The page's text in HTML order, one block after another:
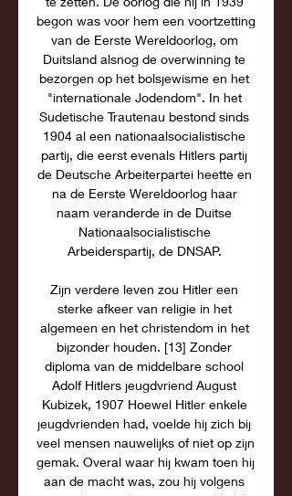
begon was voor hem een voortzetting
van de Eerste Wereldoorlog, om
Duitsland alsnog de overwinning te
bezorgen op het bolsjewisme en het
"internationale Jodendom". In het
Sudetische Trautenau bestond sinds
1904 al een nationaalsocialistische
partij, die eerst evenals Hitlers partij
de Deutsche Arbeiterpartei heette en
na de Eerste Wereldoorlog haar
naam veranderde in de Duitse
Nationaalsocialistische
Arbeiderspartij, de DNSAP.
Zijn verdere leven zou Hitler een
sterke afkeer van religie in het
algemeen en het christendom in het
bijzonder houden. [13] Zonder
diploma van de middelbare school
Adolf Hitlers jeugdvriend August
Kubizek, 1907 Hoewel Hitler enkele
jeugdvrienden had, voelde hij zich bij
veel mensen nauwelijks of niet op zijn
gemak. Overal waar hij kwam toen hij
aan de macht was, zou hij volgens